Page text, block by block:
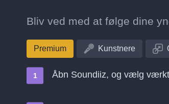
Bliv ved med at følge dine
Premium Kunstnere
Åbn Soundiiz, og vælg